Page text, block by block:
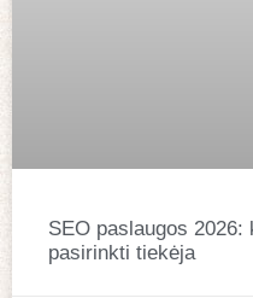
SEO paslaugos
pasirinkti tiekėja